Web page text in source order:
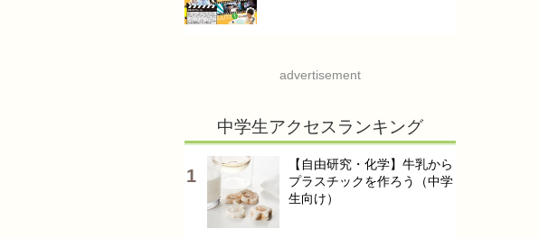
advertisement
中学生アクセスランキング
【自由研究・化学】牛乳から
プラスチックを作ろう（中学
生向け）